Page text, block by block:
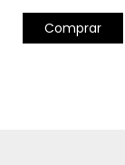
Comprar